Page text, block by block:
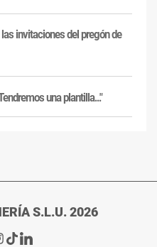
invitaciones del pregón de
una plantilla..."
S.L.U. 2026
Ir Ir Ir